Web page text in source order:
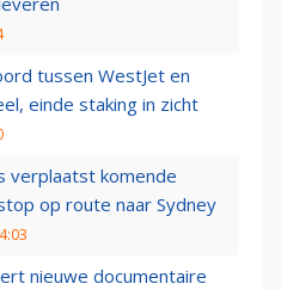
tussen WestJet en
einde staking in zicht
verplaatst komende
op route naar Sydney
nieuwe documentaire